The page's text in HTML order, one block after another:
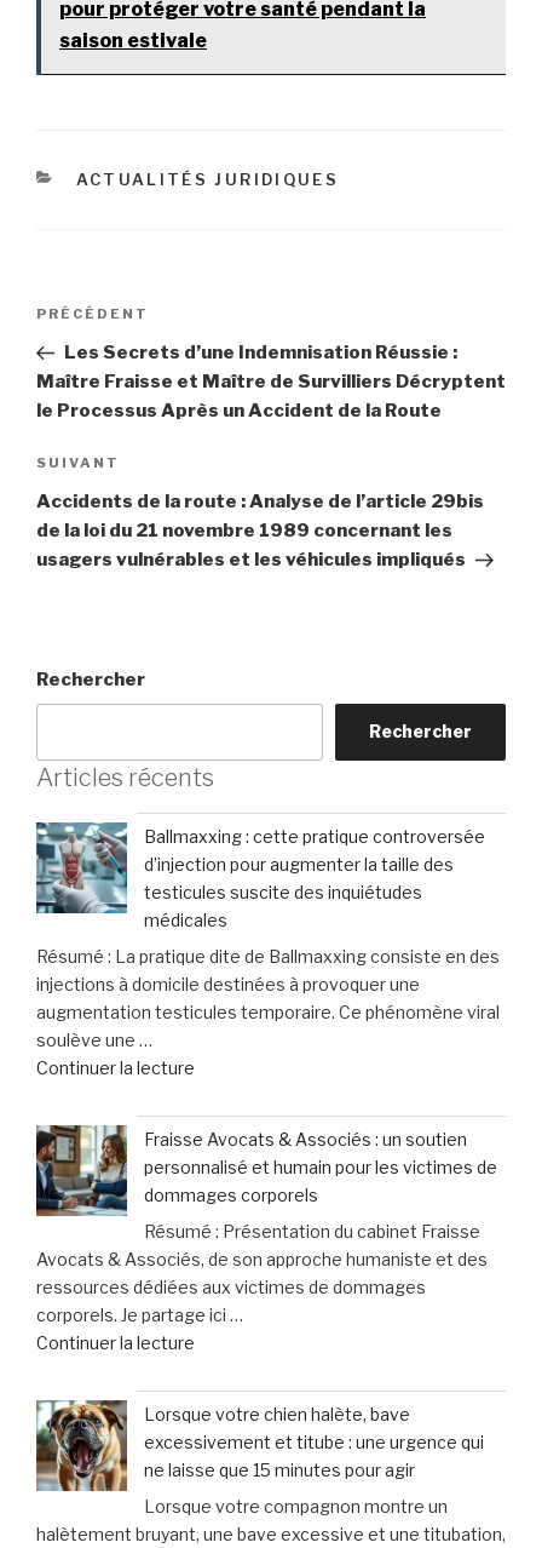
pour protéger votre santé pendant la
saison estivale
CATÉGORIES
ACTUALITÉS JURIDIQUES
Navigation
l’article
Article
précédent
PRÉCÉDENT
Les Secrets d’une Indemnisation Réussie :
Maître Fraisse et Maître de Survilliers Décryptent
le Processus Après un Accident de la Route
Article
suivant
SUIVANT
Accidents de la route : Analyse de l’article 29bis
de la loi du 21 novembre 1989 concernant les
usagers vulnérables et les véhicules impliqués
Rechercher
Rechercher
Articles récents
Ballmaxxing : cette pratique controversée
d’injection pour augmenter la taille des
testicules suscite des inquiétudes
médicales
Résumé : La pratique dite de Ballmaxxing consiste en des
injections à domicile destinées à provoquer une
augmentation testicules temporaire. Ce phénomène viral
soulève une …
Continuer la lecture
:
cette
pratique
controversée
d’injection
pour
augmenter
la
inquiétudes
médicales »
Fraisse Avocats & Associés : un soutien
personnalisé et humain pour les victimes de
dommages corporels
Résumé : Présentation du cabinet Fraisse
Avocats & Associés, de son approche humaniste et des
ressources dédiées aux victimes de dommages
corporels. Je partage ici …
Continuer la lecture
Avocats
&
Associés
:
un
soutien
Lorsque votre chien halète, bave
excessivement et titube : une urgence qui
ne laisse que 15 minutes pour agir
Lorsque votre compagnon montre un
halètement bruyant, une bave excessive et une titubation,